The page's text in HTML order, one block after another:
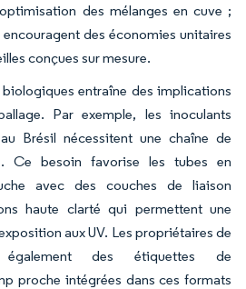
des mélanges en cuve ;
des économies unitaires
conçues sur mesure.
entraîne des implications
Par exemple, les inoculants
Brésil nécessitent une chaîne de
Ce besoin favorise les tubes en
avec des couches de liaison
haute clarté qui permettent une
aux UV. Les propriétaires de
également des étiquettes de
proche intégrées dans ces formats